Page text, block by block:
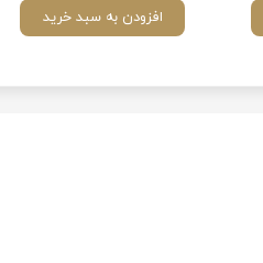
افزودن به سبد خرید